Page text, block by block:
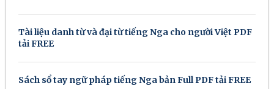
Tài liệu danh từ và đại từ tiếng Nga cho người Việt PDF
tải FREE
Sách sổ tay ngữ pháp tiếng Nga bản Full PDF tải FREE